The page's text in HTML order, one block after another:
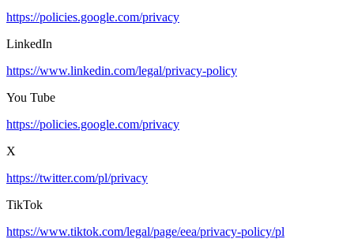
https://policies.google.com/privacy
LinkedIn
https://www.linkedin.com/legal/privacy-policy
You Tube
https://policies.google.com/privacy
X
https://twitter.com/pl/privacy
TikTok
https://www.tiktok.com/legal/page/eea/privacy-policy/pl